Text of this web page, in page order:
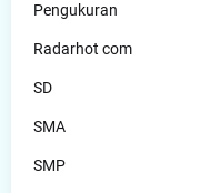
Pengukuran
Radarhot com
SD
SMA
SMP